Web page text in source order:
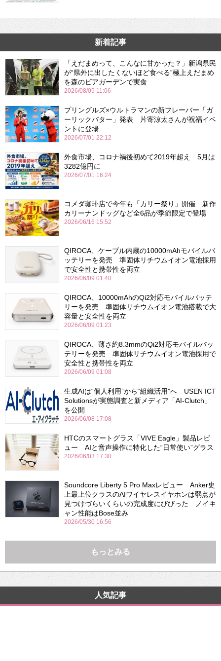
新着記事
「えだまめって、こんなに甘かった？」新潟県民
が“県外に出したくないほど食べる”極上えだまめ
を森のビアガーデンで実食
2026/08/05 11:06
プリングルズ×ウルトラマンの新フレーバー「ガ
ーリックバター」発表 片寄涼太さんが祝福イベ
ントに登場
2026/07/01 22:12
外食市場、コロナ禍後初めて2019年超え 5月は
3282億円に
2026/07/01 16:24
コメダ珈琲店で今年も「カリー祭り」開催 新作
カリーナンドッグなど全6品が季節限定で登場
2026/06/16 15:52
QIROCA、ケーブル内蔵の10000mAhモバイルバ
ッテリーを発売 準固体リチウムイオン電池採用
で安全性と携帯性を両立
2026/06/09 01:40
QIROCA、10000mAhのQi2対応モバイルバッテ
リーを発売 準固体リチウムイオン電池搭載で大
容量と安全性を両立
2026/06/09 01:23
QIROCA、薄さ約8.3mmのQi2対応モバイルバッ
テリーを発売 準固体リチウムイオン電池採用で
安全性と携帯性を両立
2026/06/09 01:08
生成AIは“個人利用”から“組織活用”へ USEN ICT
Solutionsが実態調査と新メディア「AI-Clutch」
を公開
2026/06/08 17:08
HTCのスマートグラス「VIVE Eagle」製品レビ
ュー AIと音声操作に特化した“日常使い”グラス
2026/06/03 17:30
Soundcore Liberty 5 Pro Maxレビュー Anker史
上最上位クラスのAIワイヤレスイヤホンは弱点が
見つけづらいくらいの完成度にびびった ノイキ
ャン性能はBose並み
2026/05/30 16:56
もっとみる
人気記事